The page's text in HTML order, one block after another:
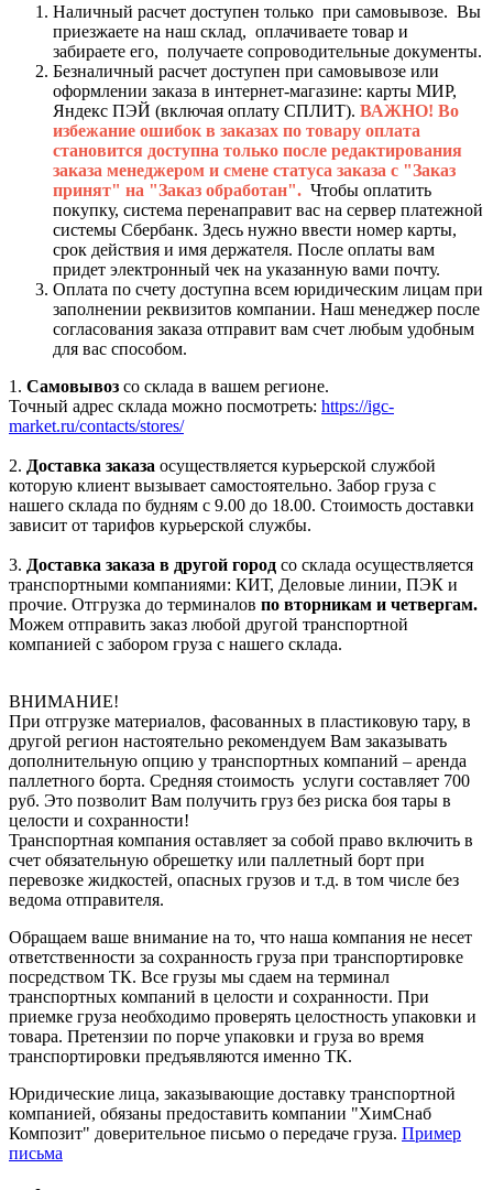
Наличный расчет доступен только при самовывозе. Вы
приезжаете на наш склад, оплачиваете товар и
забираете его, получаете сопроводительные документы.
Безналичный расчет доступен при самовывозе или
оформлении заказа в интернет-магазине: карты МИР,
Яндекс ПЭЙ (включая оплату СПЛИТ). ВАЖНО! Во
избежание ошибок в заказах по товару оплата
становится доступна только после редактирования
заказа менеджером и смене статуса заказа с "Заказ
принят" на "Заказ обработан". Чтобы оплатить
покупку, система перенаправит вас на сервер платежной
системы Сбербанк. Здесь нужно ввести номер карты,
срок действия и имя держателя. После оплаты вам
придет электронный чек на указанную вами почту.
Оплата по счету доступна всем юридическим лицам при
заполнении реквизитов компании. Наш менеджер после
согласования заказа отправит вам счет любым удобным
для вас способом.
1. Самовывоз со склада в вашем регионе.
Точный адрес склада можно посмотреть: https://igc-
market.ru/contacts/stores/
2. Доставка заказа осуществляется курьерской службой
которую клиент вызывает самостоятельно. Забор груза с
нашего склада по будням с 9.00 до 18.00. Стоимость доставки
зависит от тарифов курьерской службы.
3. Доставка заказа в другой город со склада осуществляется
транспортными компаниями: КИТ, Деловые линии, ПЭК и
прочие. Отгрузка до терминалов по вторникам и четвергам.
Можем отправить заказ любой другой транспортной
компанией с забором груза с нашего склада.
ВНИМАНИЕ!
При отгрузке материалов, фасованных в пластиковую тару, в
другой регион настоятельно рекомендуем Вам заказывать
дополнительную опцию у транспортных компаний – аренда
паллетного борта. Средняя стоимость услуги составляет 700
руб. Это позволит Вам получить груз без риска боя тары в
целости и сохранности!
Транспортная компания оставляет за собой право включить в
счет обязательную обрешетку или паллетный борт при
перевозке жидкостей, опасных грузов и т.д. в том числе без
ведома отправителя.
Обращаем ваше внимание на то, что наша компания не несет
ответственности за сохранность груза при транспортировке
посредством ТК. Все грузы мы сдаем на терминал
транспортных компаний в целости и сохранности. При
приемке груза необходимо проверять целостность упаковки и
товара. Претензии по порче упаковки и груза во время
транспортировки предъявляются именно ТК.
Юридические лица, заказывающие доставку транспортной
компанией, обязаны предоставить компании "ХимСнаб
Композит" доверительное письмо о передаче груза. Пример
письма